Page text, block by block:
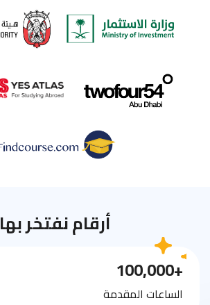
أرقام نفتخر بها
+100,000
الساعات المقدمة